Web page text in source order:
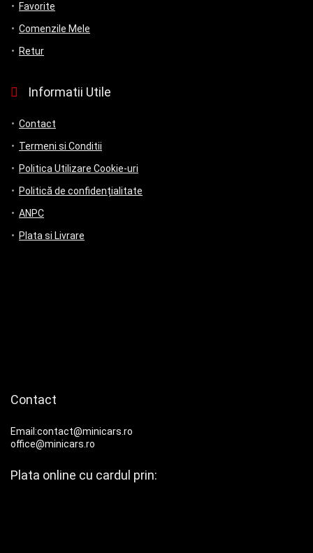
Favorite
Comenzile Mele
Retur
Informatii Utile
Contact
Termeni si Conditii
Politica Utilizare Cookie-uri
Politică de confidențialitate
ANPC
Plata si Livrare
Contact
Email:contact@minicars.ro
office@minicars.ro
Plata online cu cardul prin: